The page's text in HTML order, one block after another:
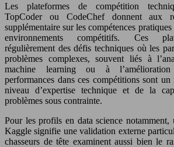
Les plateformes de compétition
TopCoder ou CodeChef donnent aux
supplémentaire sur les compétences
environnements compétitifs. Ces
régulièrement des défis techniques où les
problèmes complexes, souvent liés à
machine learning ou à l’amélioration
performances dans ces compétitions sont
niveau d’expertise technique et de la
problèmes sous contrainte.
Pour les profils en data science notamment,
Kaggle signifie une validation externe
chasseurs de tête examinent aussi bien le